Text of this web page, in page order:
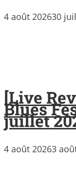
4 août 202630
[Live
Blues
juillet
4 août 20263